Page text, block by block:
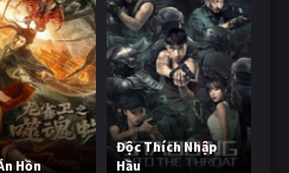
Hồn
Độc Thích Nhập
Hầu